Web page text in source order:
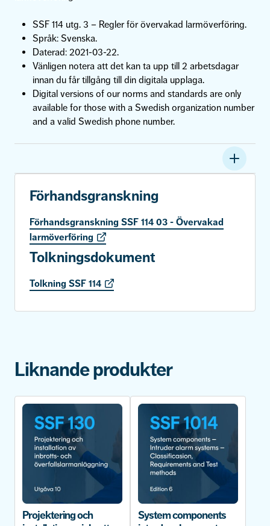
SSF 114 utg. 3 – Regler för övervakad larmöverföring.
Språk: Svenska.
Daterad: 2021-03-22.
Vänligen notera att det kan ta upp till 2 arbetsdagar
innan du får tillgång till din digitala upplaga.
Digital versions of our norms and standards are only
available for those with a Swedish organization number
and a valid Swedish phone number.
Förhandsgranskning
Förhandsgranskning SSF 114 03 - Övervakad
larmöverföring
Tolkningsdokument
Tolkning SSF 114
Liknande produkter
Projektering och
System components